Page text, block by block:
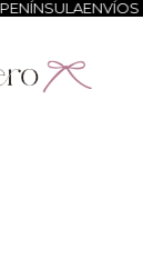
ENVÍOS